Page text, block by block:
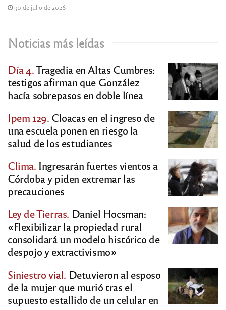
30 de julio de 2026
Noticias más leídas
Día 4.Tragedia en Altas Cumbres:
testigos afirman que González
hacía sobrepasos en doble línea
Ipem 129. Cloacas en el ingreso de
una escuela ponen en riesgo la
salud de los estudiantes
Clima. Ingresarán fuertes vientos a
Córdoba y piden extremar las
precauciones
Ley de Tierras. Daniel Hocsman:
«Flexibilizar la propiedad rural
consolidará un modelo histórico de
despojo y extractivismo»
Siniestro vial. Detuvieron al esposo
de la mujer que murió tras el
supuesto estallido de un celular en